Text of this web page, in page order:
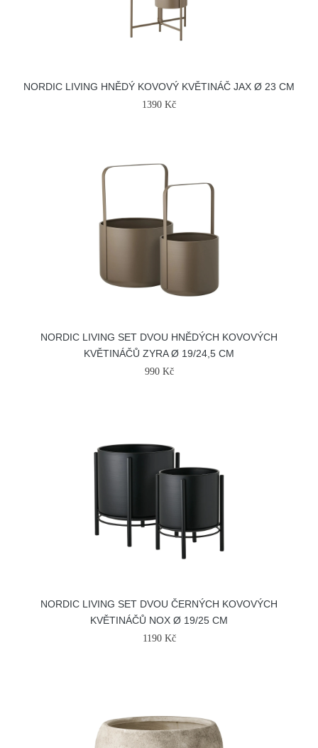
NORDIC LIVING HNĚDÝ KOVOVÝ KVĚTINÁČ JAX Ø 23 CM
1390 Kč
NORDIC LIVING SET DVOU HNĚDÝCH KOVOVÝCH
KVĚTINÁČŮ ZYRA Ø 19/24,5 CM
990 Kč
NORDIC LIVING SET DVOU ČERNÝCH KOVOVÝCH
KVĚTINÁČŮ NOX Ø 19/25 CM
1190 Kč